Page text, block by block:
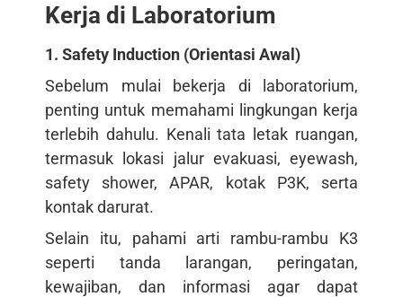
Kerja di Laboratorium
1. Safety Induction (Orientasi Awal)
Sebelum mulai bekerja di laboratorium,
penting untuk memahami lingkungan kerja
terlebih dahulu. Kenali tata letak ruangan,
termasuk lokasi jalur evakuasi, eyewash,
safety shower, APAR, kotak P3K, serta
kontak darurat.
Selain itu, pahami arti rambu-rambu K3
seperti tanda larangan, peringatan,
kewajiban, dan informasi agar dapat